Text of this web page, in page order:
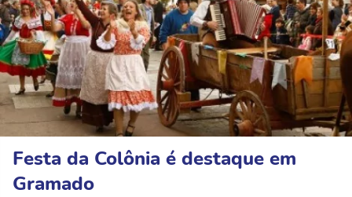
Festa da Colônia é destaque em
Gramado